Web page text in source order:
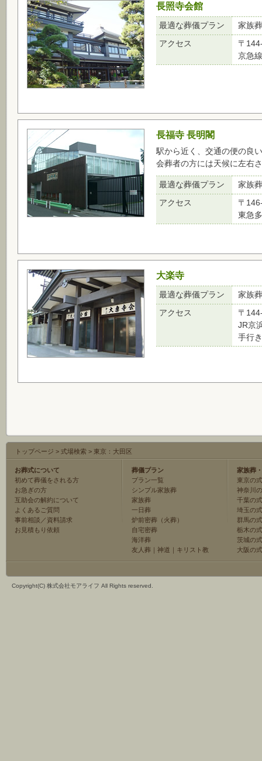
長照寺会館
最適な葬儀プラン
家族
アクセス
〒
京急
長福寺 長明閣
駅から近く、交通の便の良
会葬者の方には天候に左右
最適な葬儀プラン
家族
アクセス
〒
東急
大楽寺
最適な葬儀プラン
家族
アクセス
〒
JR京
手行
トップページ > 式場検索 > 東京：大田区
お葬式について
初めて葬儀をされる方
お急ぎの方
互助会の解約について
よくあるご質問
事前相談／資料請求
お見積もり依頼
葬儀プラン
プラン一覧
シンプル家族葬
家族葬
一日葬
炉前密葬（火葬）
自宅密葬
海洋葬
友人葬 ｜ 神道 ｜ キリスト教
家族葬
東京の
神奈川
千葉の
埼玉の
群馬の
栃木の
茨城の
大阪の
Copyright(C) 株式会社モアライフ All Rights reserved.